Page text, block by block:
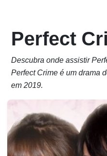
Perfect
Descubra onde assistir
Perfect Crime é um drama
em 2019.